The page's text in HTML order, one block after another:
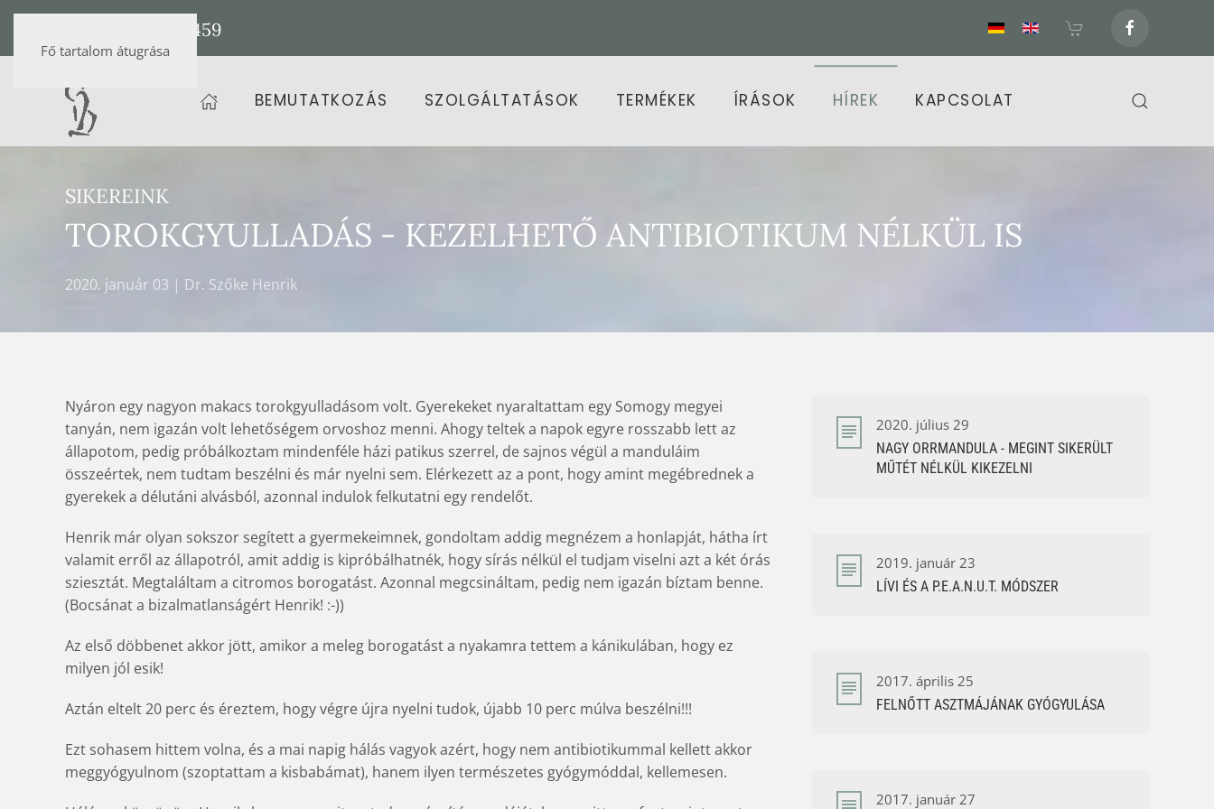
Fő tartalom átugrása
+36 20 472 9459
BEMUTATKOZÁS SZOLGÁLTATÁSOK TERMÉKEK ÍRÁSOK HÍREK KAPCSOLAT
SIKEREINK
TOROKGYULLADÁS - KEZELHETŐ ANTIBIOTIKUM NÉLKÜL IS
2020. január 03 | Dr. Szőke Henrik
Nyáron egy nagyon makacs torokgyulladásom volt. Gyerekeket nyaraltattam egy Somogy megyei
tanyán, nem igazán volt lehetőségem orvoshoz menni. Ahogy teltek a napok egyre rosszabb lett az
állapotom, pedig próbálkoztam mindenféle házi patikus szerrel, de sajnos végül a manduláim
összeértek, nem tudtam beszélni és már nyelni sem. Elérkezett az a pont, hogy amint megébrednek a
gyerekek a délutáni alvásból, azonnal indulok felkutatni egy rendelőt.
Henrik már olyan sokszor segített a gyermekeimnek, gondoltam addig megnézem a honlapját, hátha írt
valamit erről az állapotról, amit addig is kipróbálhatnék, hogy sírás nélkül el tudjam viselni azt a két órás
sziesztát. Megtaláltam a citromos borogatást. Azonnal megcsináltam, pedig nem igazán bíztam benne.
(Bocsánat a bizalmatlanságért Henrik! :-))
Az első döbbenet akkor jött, amikor a meleg borogatást a nyakamra tettem a kánikulában, hogy ez
milyen jól esik!
Aztán eltelt 20 perc és éreztem, hogy végre újra nyelni tudok, újabb 10 perc múlva beszélni!!!
Ezt sohasem hittem volna, és a mai napig hálás vagyok azért, hogy nem antibiotikummal kellett akkor
meggyógyulnom (szoptattam a kisbabámat), hanem ilyen természetes gyógymóddal, kellemesen.
2020. július 29
NAGY ORRMANDULA - MEGINT SIKERÜLT
MŰTÉT NÉLKÜL KIKEZELNI
2019. január 23
LÍVI ÉS A P.E.A.N.U.T. MÓDSZER
2017. április 25
FELNŐTT ASZTMÁJÁNAK GYÓGYULÁSA
2017. január 27